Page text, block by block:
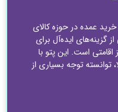
عمده در حوزه کالای
ایده‌آل برای
اقامتی است. این پتو با
توانسته توجه بسیاری از